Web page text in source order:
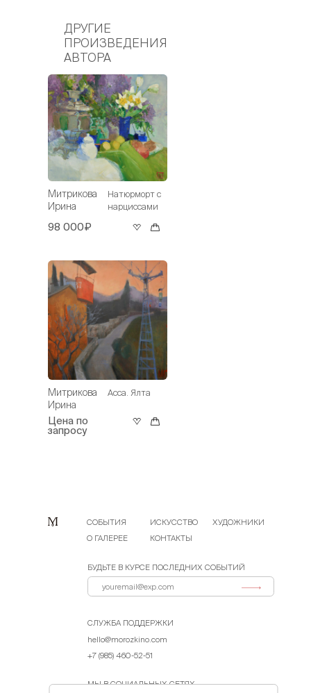
ДРУГИЕ
ПРОИЗВЕДЕНИЯ
АВТОРА
Митрикова
Ирина
Натюрморт с
нарциссами
98 000₽
Митрикова
Ирина
Асса. Ялта
Цена по
запросу
СОБЫТИЯ ИСКУССТВО
ХУДОЖНИКИ
О ГАЛЕРЕЕ
КОНТАКТЫ
БУДЬТЕ В КУРСЕ ПОСЛЕДНИХ СОБЫТИЙ
СЛУЖБА ПОДДЕРЖКИ
hello@morozkino.com
+7 (985) 460-52-51
МЫ В СОЦИАЛЬНЫХ СЕТЯХ